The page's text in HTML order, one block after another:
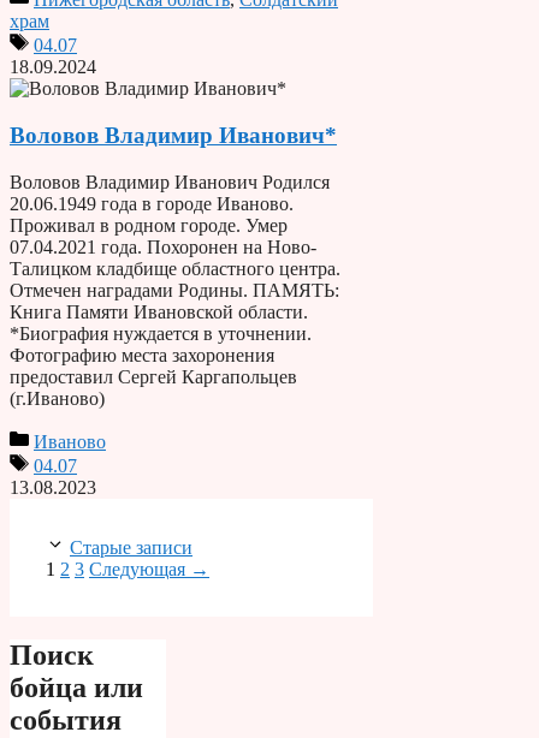
храм
04.07
18.09.2024
Воловов Владимир Иванович*
Воловов Владимир Иванович Родился
20.06.1949 года в городе Иваново.
Проживал в родном городе. Умер
07.04.2021 года. Похоронен на Ново-
Талицком кладбище областного центра.
Отмечен наградами Родины. ПАМЯТЬ:
Книга Памяти Ивановской области.
*Биография нуждается в уточнении.
Фотографию места захоронения
предоставил Сергей Каргапольцев
(г.Иваново)
Иваново
04.07
13.08.2023
Старые записи
Страница
1 Страница
2 Страница
3 Следующая →
Поиск
бойца или
события